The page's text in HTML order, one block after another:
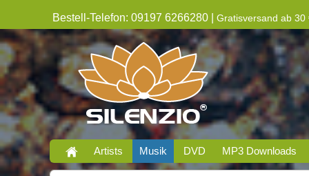
Bestell-Telefon: 09197 6266280 | Gratisversand ab 30
Artists Musik DVD MP3 Downloads